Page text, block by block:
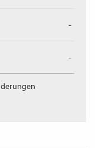
-
-